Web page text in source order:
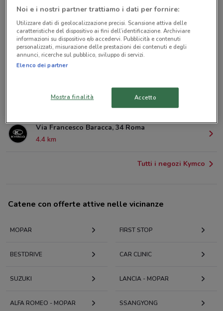
Via Felice Anerio, 18/20 Roma
2.6 km
Via Felice Anerio, 18/20 Roma
2.6 km
Via dei Gracchi, 78-82 Roma
4.3 km
Via Francesco Baracca, 34 Roma
4.4 km
Tutti i negozi Kymco
Catene con offerte attive nelle vicinanze
MOPAR FIRST STOP
BESTDRIVE CAR CLINIC
SUZUKI LANCIA - MOPAR
ALFA ROMEO - MOPAR SSANGYONG
Noi e i nostri partner trattiamo i dati per fornire:
Utilizzare dati di geolocalizzazione precisi. Scansione attiva delle
caratteristiche del dispositivo ai fini dell’identificazione. Archiviare
informazioni su dispositivo e/o accedervi. Pubblicità e contenuti
personalizzati, misurazione delle prestazioni dei contenuti e degli
annunci, ricerche sul pubblico, sviluppo di servizi.
Elenco dei partner
Mostra finalità Accetto